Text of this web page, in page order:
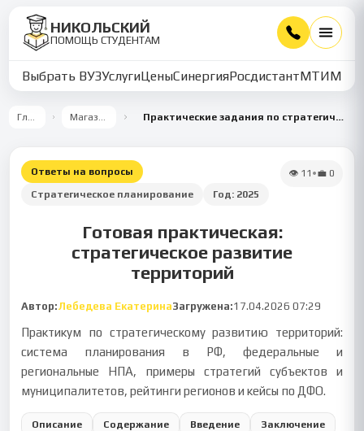
НИКОЛЬСКИЙ
ПОМОЩЬ СТУДЕНТАМ
Выбрать ВУЗУслугиЦеныСинергияРосдистантМТИММУ
Главная Магазин работ Практические задания по стратегическому развитию территорий
Ответы на вопросы
Стратегическое планирование
Год: 2025
👁 11 •💼 0
Готовая практическая:
стратегическое развитие
территорий
Автор:Лебедева ЕкатеринаЗагружена:17.04.2026 07:29
Практикум по стратегическому развитию территорий:
система планирования в РФ, федеральные и
региональные НПА, примеры стратегий субъектов и
муниципалитетов, рейтинги регионов и кейсы по ДФО.
Описание Содержание Введение Заключение